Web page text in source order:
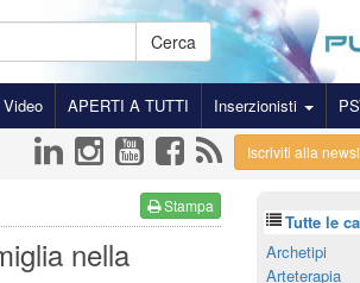
Cerca
Video APERTI A TUTTI Inserzionisti
Iscriviti alla
Stampa
nella
Tutte le
Archetipi
Arteterapia